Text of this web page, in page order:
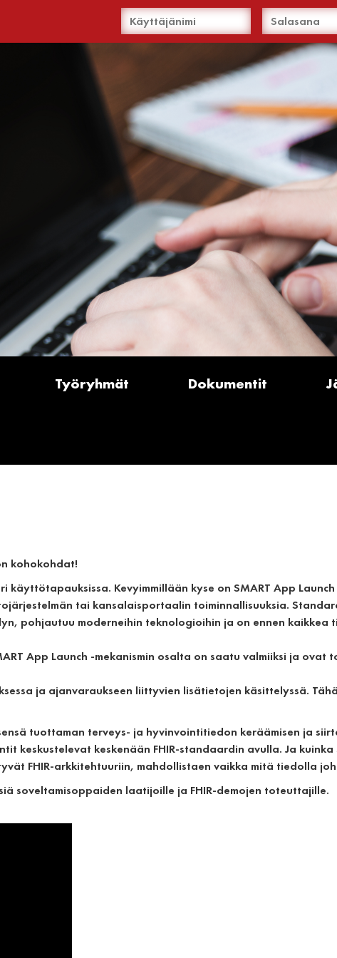
Työryhmät Dokumentit
kohokohdat!
käyttötapauksissa. Kevyimmillään kyse on SMART App
tai kansalaisportaalin toiminnallisuuksia.
pohjautuu moderneihin teknologioihin ja on ennen
App Launch -mekanismin osalta on saatu valmiiksi ja
ja ajanvaraukseen liittyvien lisätietojen käsittelyssä.
tuottaman terveys- ja hyvinvointitiedon keräämisen ja
keskustelevat keskenään FHIR-standaardin avulla. Ja kuinka
FHIR-arkkitehtuuriin, mahdollistaen vaikka mitä tiedolla
soveltamisoppaiden laatijoille ja FHIR-demojen toteuttajille.